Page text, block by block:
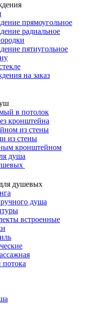
прямоугольное
радиальное
пятиугольное
на заказ
в потолок
кронштейна
из стены
из стены
кронштейном
душа
душевых
душа
встроенные
потока